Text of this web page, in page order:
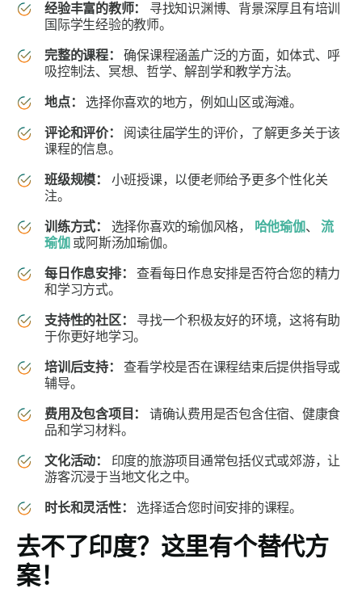
经验丰富的教师：
寻找知识渊博、背景深厚且有培训
国际学生经验的教师。
完整的课程：
确保课程涵盖广泛的方面，如体式、呼
吸控制法、冥想、哲学、解剖学和教学方法。
地点：
选择你喜欢的地方，例如山区或海滩。
评论和评价：
阅读往届学生的评价，了解更多关于该
课程的信息。
班级规模：
小班授课，以便老师给予更多个性化关
注。
训练方式：
选择你喜欢的瑜伽风格， 哈他瑜伽、流
瑜伽 或阿斯汤加瑜伽。
每日作息安排：
查看每日作息安排是否符合您的精力
和学习方式。
支持性的社区：
寻找一个积极友好的环境，这将有助
于你更好地学习。
培训后支持：
查看学校是否在课程结束后提供指导或
辅导。
费用及包含项目：
请确认费用是否包含住宿、健康食
品和学习材料。
文化活动：
印度的旅游项目通常包括仪式或郊游，让
游客沉浸于当地文化之中。
时长和灵活性：
选择适合您时间安排的课程。
去不了印度？这里有个替代方
案！